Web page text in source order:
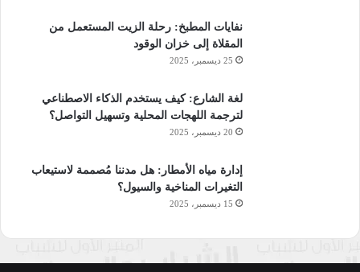
نفايات المطبخ: رحلة الزيت المستعمل من
المقلاة إلى خزان الوقود
25 ديسمبر، 2025
لغة الشارع: كيف يستخدم الذكاء الاصطناعي
لترجمة اللهجات المحلية وتسهيل التواصل؟
20 ديسمبر، 2025
إدارة مياه الأمطار: هل مدننا مُصممة لاستيعاب
التغيرات المناخية والسيول؟
15 ديسمبر، 2025